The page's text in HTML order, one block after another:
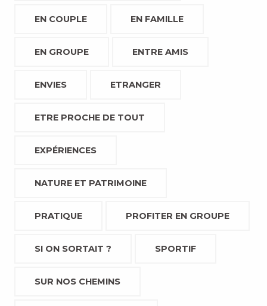
EN COUPLE EN FAMILLE
EN GROUPE ENTRE AMIS
ENVIES ETRANGER
ETRE PROCHE DE TOUT
EXPÉRIENCES
NATURE ET PATRIMOINE
PRATIQUE PROFITER EN GROUPE
SI ON SORTAIT ? SPORTIF
SUR NOS CHEMINS